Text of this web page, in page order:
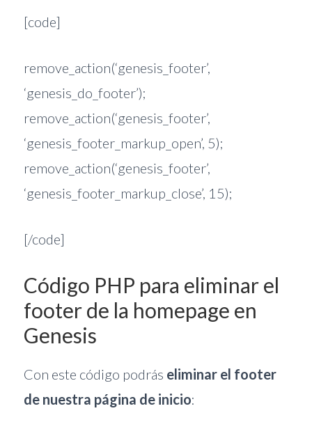
[code]
remove_action(‘genesis_footer’,
‘genesis_do_footer’);
remove_action(‘genesis_footer’,
‘genesis_footer_markup_open’, 5);
remove_action(‘genesis_footer’,
‘genesis_footer_markup_close’, 15);
[/code]
Código PHP para eliminar el
footer de la homepage en
Genesis
Con este código podrás eliminar el footer
de nuestra página de inicio: